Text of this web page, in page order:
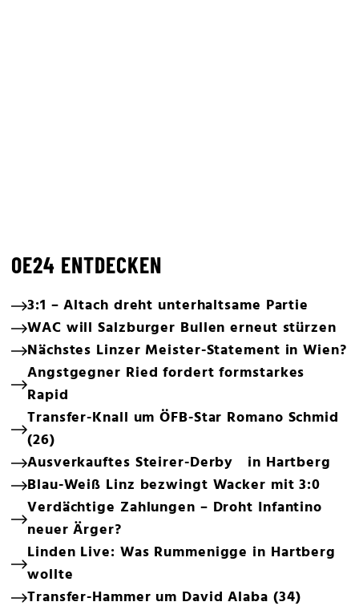
OE24 ENTDECKEN
3:1 – Altach dreht unterhaltsame Partie
WAC will Salzburger Bullen erneut stürzen
Nächstes Linzer Meister-Statement in Wien?
Angstgegner Ried fordert formstarkes
Rapid
Transfer-Knall um ÖFB-Star Romano Schmid
(26)
Ausverkauftes Steirer-Derby in Hartberg
Blau-Weiß Linz bezwingt Wacker mit 3:0
Verdächtige Zahlungen – Droht Infantino
neuer Ärger?
Linden Live: Was Rummenigge in Hartberg
wollte
Transfer-Hammer um David Alaba (34)